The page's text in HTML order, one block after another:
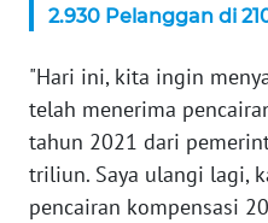
2.930 Pelanggan di
"Hari ini, kita ingin
telah menerima
tahun 2021 dari
triliun. Saya ulangi lagi,
pencairan kompensasi
JAKARTA
WN
JABAR